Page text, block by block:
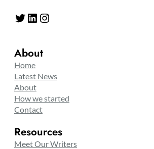
Twitter LinkedIn Instagram
About
Home
Latest News
About
How we started
Contact
Resources
Meet Our Writers